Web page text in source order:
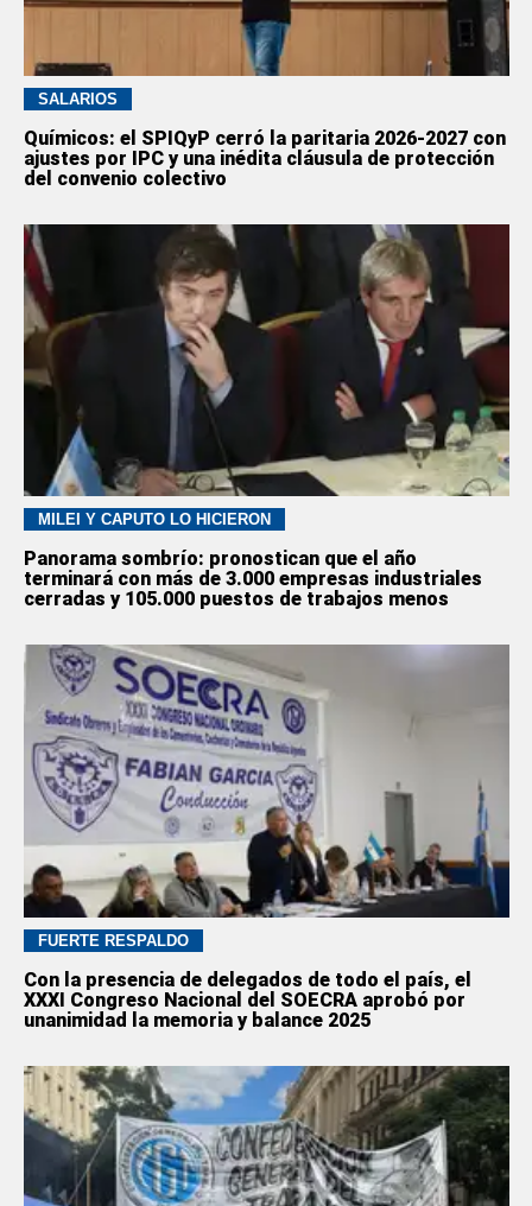
SALARIOS
Químicos: el SPIQyP cerró la paritaria 2026-2027 con
ajustes por IPC y una inédita cláusula de protección
del convenio colectivo
MILEI Y CAPUTO LO HICIERON
Panorama sombrío: pronostican que el año
terminará con más de 3.000 empresas industriales
cerradas y 105.000 puestos de trabajos menos
FUERTE RESPALDO
Con la presencia de delegados de todo el país, el
XXXI Congreso Nacional del SOECRA aprobó por
unanimidad la memoria y balance 2025